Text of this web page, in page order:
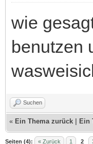
wie
benutzen
Suchen
« Ein Thema zurück | Ein
Seiten (4): « Zurück 1 2